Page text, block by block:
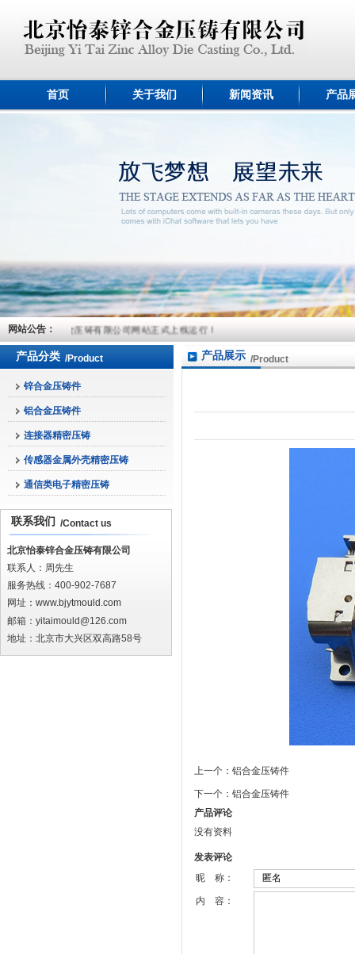
首页 关于我们 新闻资讯 产品
网站公告：
京怡泰锌合金压铸有限公司网站正式上线运行！
产品分类 /Product
锌合金压铸件
铝合金压铸件
连接器精密压铸
传感器金属外壳精密压铸
通信类电子精密压铸
联系我们 /Contact us
北京怡泰锌合金压铸有限公司
联系人：周先生
服务热线：400-902-7687
网址： www.bjytmould.com
邮箱：yitaimould@126.com
地址：北京市大兴区双高路58号
产品展示 /Product
上一个： 铝合金压铸件
下一个： 铝合金压铸件
产品评论
没有资料
发表评论
昵 称：
内 容：